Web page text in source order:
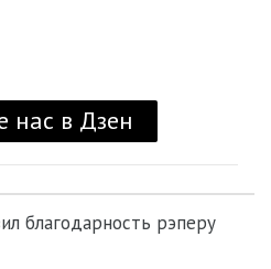
благодарность рэперу